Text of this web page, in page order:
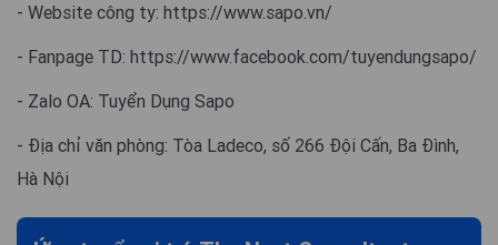
- Website công ty: https://www.sapo.vn/
- Fanpage TD: https://www.facebook.com/tuyendungsapo/
- Zalo OA: Tuyển Dụng Sapo
- Địa chỉ văn phòng: Tòa Ladeco, số 266 Đội Cấn, Ba Đình,
Hà Nội